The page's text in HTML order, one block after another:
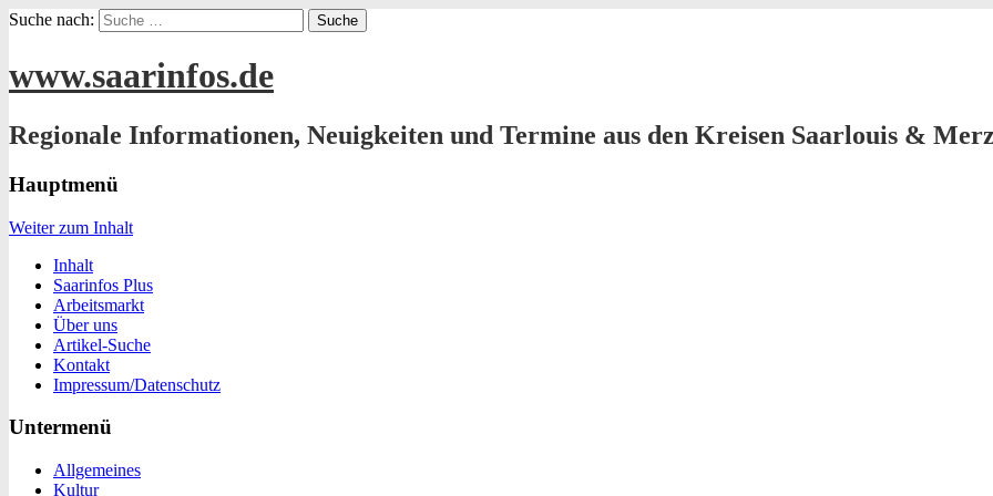
Suche nach:
www.saarinfos.de
Regionale Informationen, Neuigkeiten und Termine aus den Kreisen Saarlouis &
Hauptmenü
Weiter zum Inhalt
Inhalt
Saarinfos Plus
Arbeitsmarkt
Über uns
Artikel-Suche
Kontakt
Impressum/Datenschutz
Untermenü
Allgemeines
Kultur